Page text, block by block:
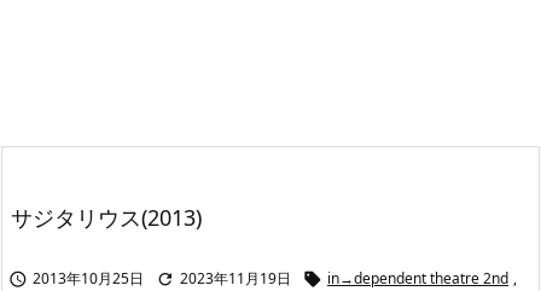
サジタリウス(2013)
 2013年10月25日  2023年11月19日  in→dependent theatre 2nd ,